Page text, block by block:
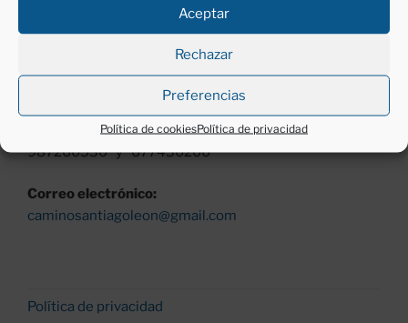
Aceptar
Rechazar
Preferencias
Política de cookiesPolítica de privacidad
987260530 y 677430200
Correo electrónico:
caminosantiagoleon@gmail.com
Política de privacidad